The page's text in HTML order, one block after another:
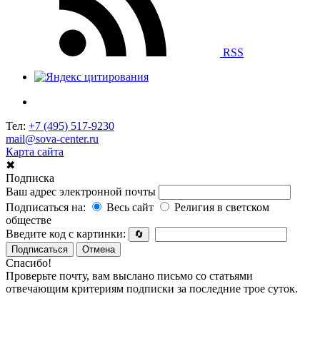
RSS
Тел: +7 (495) 517-9230
mail@sova-center.ru
Карта сайта
✖
Подписка
Ваш адрес электронной почты
Подписаться на:
Весь сайт
Религия в светском
обществе
Введите код с картинки:
🔄
Подписаться
Отмена
Спасибо!
Проверьте почту, вам выслано письмо со статьями
отвечающим критериям подписки за последние трое суток.